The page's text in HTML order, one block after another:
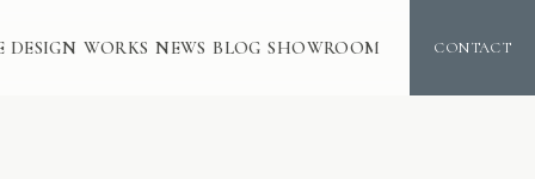
DESIGN WORKS NEWS BLOG SHOWROOM CONTACT